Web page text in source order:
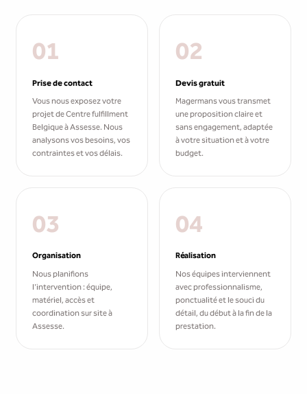
01
Prise de contact
Vous nous exposez votre
projet de Centre fulfillment
Belgique à Assesse. Nous
analysons vos besoins, vos
contraintes et vos délais.
02
Devis gratuit
Magermans vous transmet
une proposition claire et
sans engagement, adaptée
à votre situation et à votre
budget.
03
Organisation
Nous planifions
l'intervention : équipe,
matériel, accès et
coordination sur site à
Assesse.
04
Réalisation
Nos équipes interviennent
avec professionnalisme,
ponctualité et le souci du
détail, du début à la fin de la
prestation.